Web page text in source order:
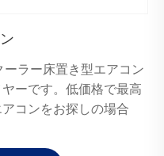
ラー床置き型エアコン
ーです。低価格で最高
コンをお探しの場合